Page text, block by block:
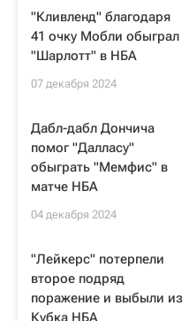
"Кливленд" благодаря
41 очку Мобли обыграл
"Шарлотт" в НБА
07 декабря 2024
Дабл-дабл Дончича
помог "Далласу"
обыграть "Мемфис" в
матче НБА
04 декабря 2024
"Лейкерс" потерпели
второе подряд
поражение и выбыли из
Кубка НБА